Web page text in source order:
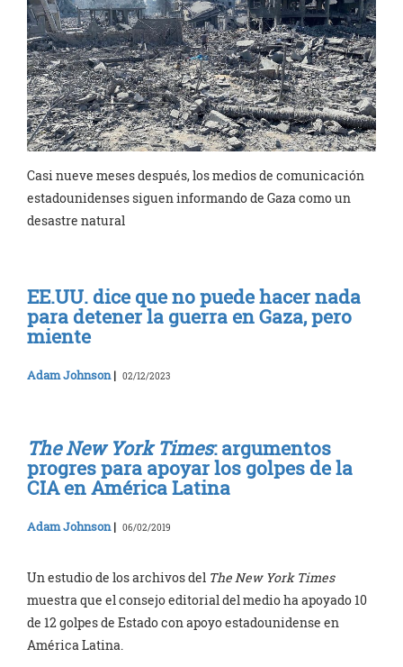
Casi nueve meses después, los medios de comunicación
estadounidenses siguen informando de Gaza como un
desastre natural
EE.UU. dice que no puede hacer nada
para detener la guerra en Gaza, pero
miente
Adam Johnson| 02/12/2023
The New York Times: argumentos
progres para apoyar los golpes de la
CIA en América Latina
Adam Johnson| 06/02/2019
Un estudio de los archivos del The New York Times
muestra que el consejo editorial del medio ha apoyado 10
de 12 golpes de Estado con apoyo estadounidense en
América Latina.